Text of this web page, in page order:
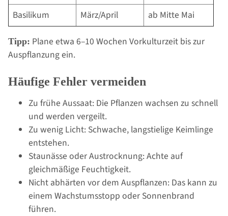
Basilikum
März/April ab Mitte Mai
Tipp: Plane etwa 6–10 Wochen Vorkulturzeit bis zur
Auspflanzung ein.
Häufige Fehler vermeiden
Zu frühe Aussaat: Die Pflanzen wachsen zu schnell
und werden vergeilt.
Zu wenig Licht: Schwache, langstielige Keimlinge
entstehen.
Staunässe oder Austrocknung: Achte auf
gleichmäßige Feuchtigkeit.
Nicht abhärten vor dem Auspflanzen: Das kann zu
einem Wachstumsstopp oder Sonnenbrand
führen.